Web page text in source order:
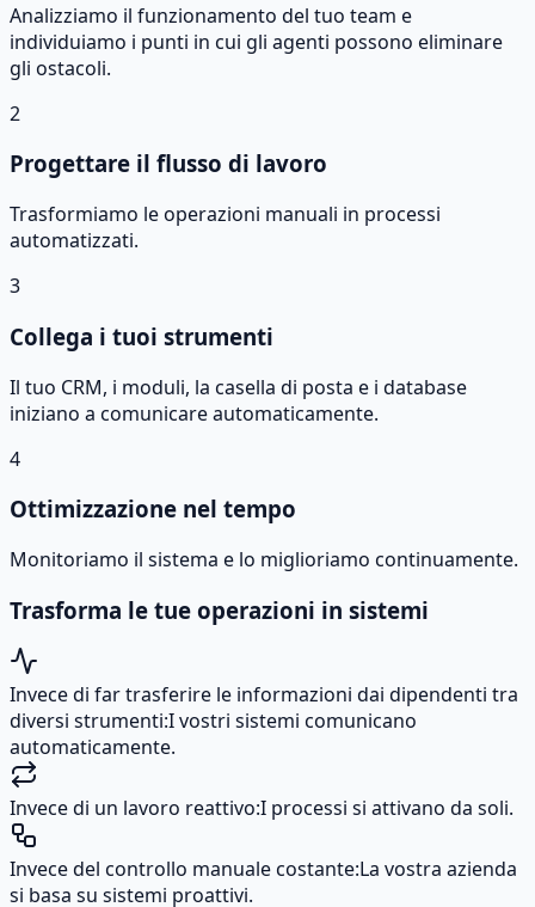
Analizziamo il funzionamento del tuo team e
individuiamo i punti in cui gli agenti possono eliminare
gli ostacoli.
2
Progettare il flusso di lavoro
Trasformiamo le operazioni manuali in processi
automatizzati.
3
Collega i tuoi strumenti
Il tuo CRM, i moduli, la casella di posta e i database
iniziano a comunicare automaticamente.
4
Ottimizzazione nel tempo
Monitoriamo il sistema e lo miglioriamo continuamente.
Trasforma le tue operazioni in sistemi
Invece di far trasferire le informazioni dai dipendenti tra
diversi strumenti:I vostri sistemi comunicano
automaticamente.
Invece di un lavoro reattivo:I processi si attivano da soli.
Invece del controllo manuale costante:La vostra azienda
si basa su sistemi proattivi.